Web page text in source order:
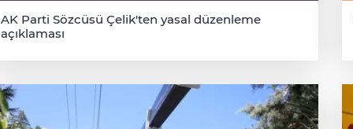
AK Parti Sözcüsü Çelik'ten yasal düzenleme
açıklaması